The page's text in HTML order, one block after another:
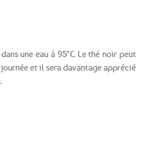
une eau à 95°C. Le thé noir peut
et il sera davantage apprécié